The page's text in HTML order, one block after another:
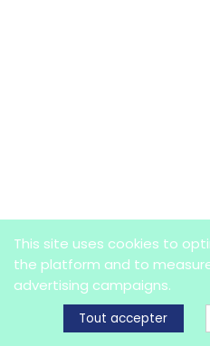
This site uses cookies to
the platform and to
advertising campaigns.
Tout accepter